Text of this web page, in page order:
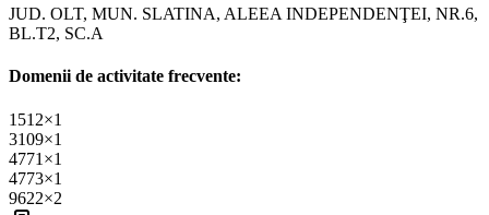
JUD. OLT, MUN. SLATINA, ALEEA INDEPENDENŢEI, NR.6,
BL.T2, SC.A
Domenii de activitate frecvente:
1512×1
3109×1
4771 ×1
4773×1
9622×2